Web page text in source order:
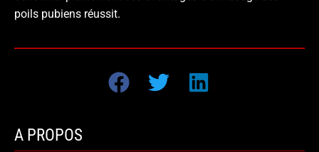
poils pubiens réussit.
A PROPOS